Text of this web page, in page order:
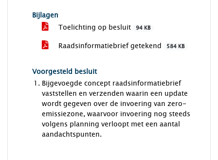
Bijlagen
Toelichting op besluit
94 KB
Raadsinformatiebrief getekend 584 KB
Voorgesteld besluit
Bijgevoegde concept raadsinformatiebrief
vaststellen en verzenden waarin een update
wordt gegeven over de invoering van zero-
emissiezone, waarvoor invoering nog steeds
volgens planning verloopt met een aantal
aandachtspunten.